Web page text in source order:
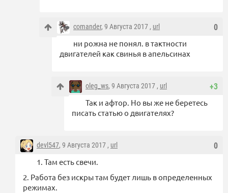
0
comander, 9 Августа 2017 , url
ни рожна не понял. в тактности
двигателей как свинья в апельсинах
+3
oleg_ws, 9 Августа 2017 , url
Так и афтор. Но вы же не беретесь
писать статью о двигателях?
0
devl547, 9 Августа 2017 , url
1. Там есть свечи.
2. Работа без искры там будет лишь в определенных
режимах.